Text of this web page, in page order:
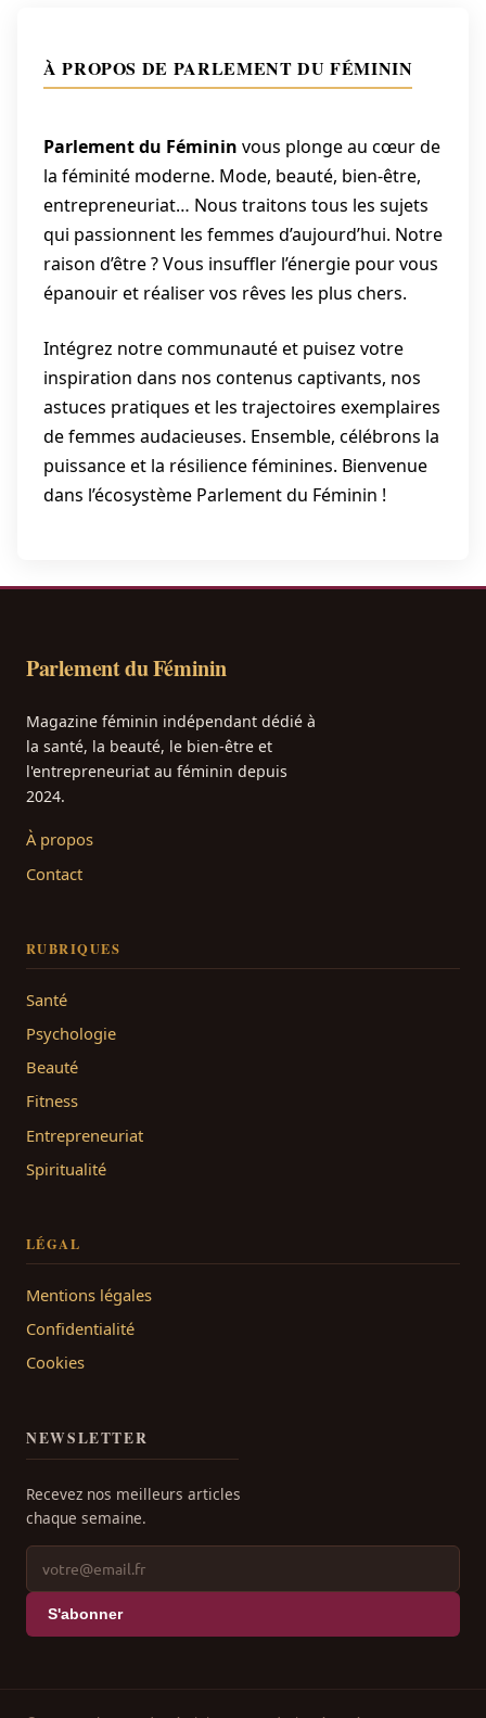
À PROPOS DE PARLEMENT DU FÉMININ
Parlement du Féminin vous plonge au cœur de
la féminité moderne. Mode, beauté, bien-être,
entrepreneuriat… Nous traitons tous les sujets
qui passionnent les femmes d’aujourd’hui. Notre
raison d’être ? Vous insuffler l’énergie pour vous
épanouir et réaliser vos rêves les plus chers.
Intégrez notre communauté et puisez votre
inspiration dans nos contenus captivants, nos
astuces pratiques et les trajectoires exemplaires
de femmes audacieuses. Ensemble, célébrons la
puissance et la résilience féminines. Bienvenue
dans l’écosystème Parlement du Féminin !
Parlement du Féminin
Magazine féminin indépendant dédié à
la santé, la beauté, le bien-être et
l'entrepreneuriat au féminin depuis
2024.
À propos
Contact
RUBRIQUES
Santé
Psychologie
Beauté
Fitness
Entrepreneuriat
Spiritualité
LÉGAL
Mentions légales
Confidentialité
Cookies
NEWSLETTER
Recevez nos meilleurs articles
chaque semaine.
S'abonner